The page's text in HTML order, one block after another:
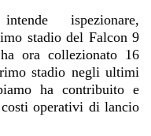
ispezionare,
stadio del Falcon 9
ora collezionato 16
stadio negli ultimi
ha contribuito e
operativi di lancio